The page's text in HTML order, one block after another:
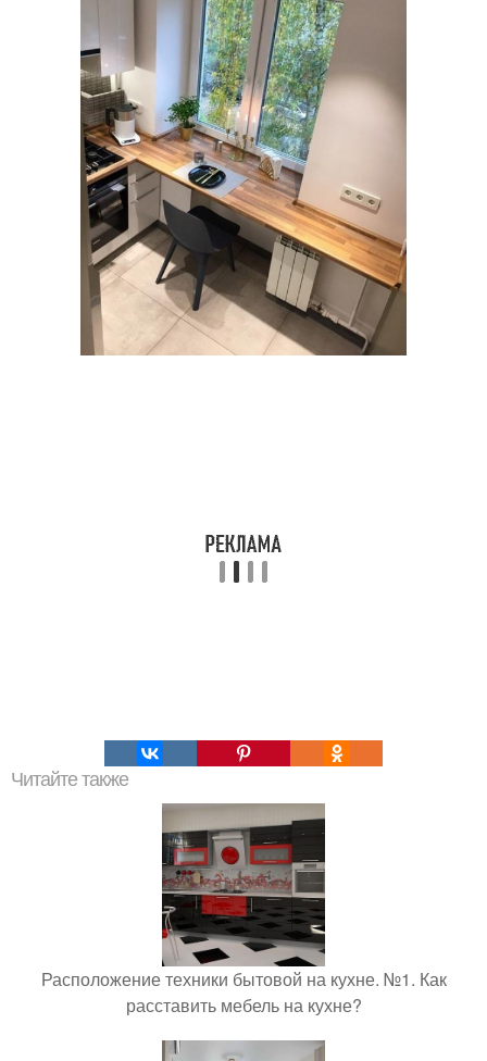
Читайте также
Расположение техники бытовой на кухне. №1. Как
расставить мебель на кухне?